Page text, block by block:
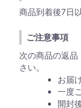
商品到着後7日
ご注意事項
次の商品の返
さい。
お届
一度
開封